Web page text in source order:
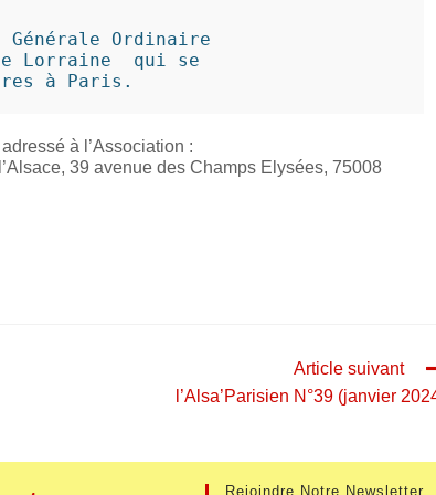
Générale Ordinaire
Lorraine  qui se
à Paris.
à l’Association :
39 avenue des Champs Elysées, 75008
Article suivant
l’Alsa’Parisien N°39 (janvier
Rejoindre Notre Newsletter